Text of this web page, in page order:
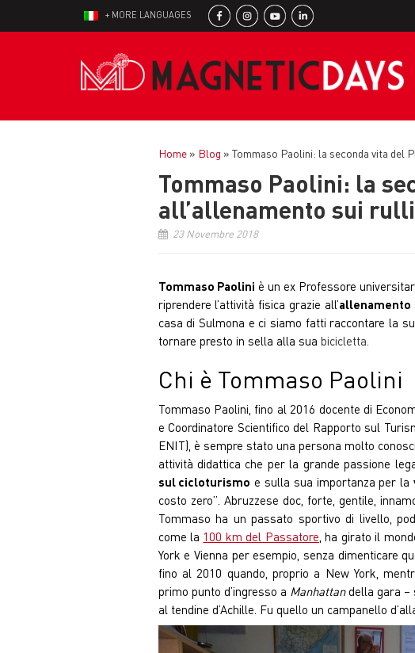
+ MORE LANGUAGES
Home» Blog » Tommaso Paolini: la seconda vita del
Tommaso Paolini: la
all’allenamento sui rulli
23 Novembre 2018
Tommaso Paolini è un ex Professore
riprendere l’attività fisica grazie all’allenamento
casa di Sulmona e ci siamo fatti raccontare la
tornare presto in sella alla sua bicicletta.
Chi è Tommaso Paolini
Tommaso Paolini, fino al 2016 docente di
e Coordinatore Scientifico del Rapporto sul
ENIT), è sempre stato una persona molto
attività didattica che per la grande passione
sul cicloturismo e sulla sua importanza per la
costo zero”. Abruzzese doc, forte, gentile,
Tommaso ha un passato sportivo di livello,
come la 100 km del Passatore, ha girato il
York e Vienna per esempio, senza dimenticare
fino al 2010 quando, proprio a New York,
primo punto d’ingresso a Manhattandella gara –
al tendine d’Achille. Fu quello un campanello